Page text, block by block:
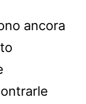
ancora